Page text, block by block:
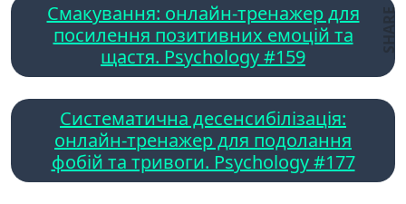
Смакування: онлайн-тренажер для
посилення позитивних емоцій та
щастя. Psychology #159
Систематична десенсибілізація:
онлайн-тренажер для подолання
фобій та тривоги. Psychology #177